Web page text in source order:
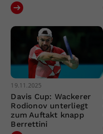
19.11.2025
Davis Cup: Wackerer
Rodionov unterliegt
zum Auftakt knapp
Berrettini